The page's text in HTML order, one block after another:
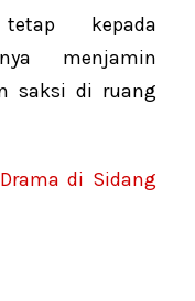
kepada
menjamin
saksi di ruang
di Sidang